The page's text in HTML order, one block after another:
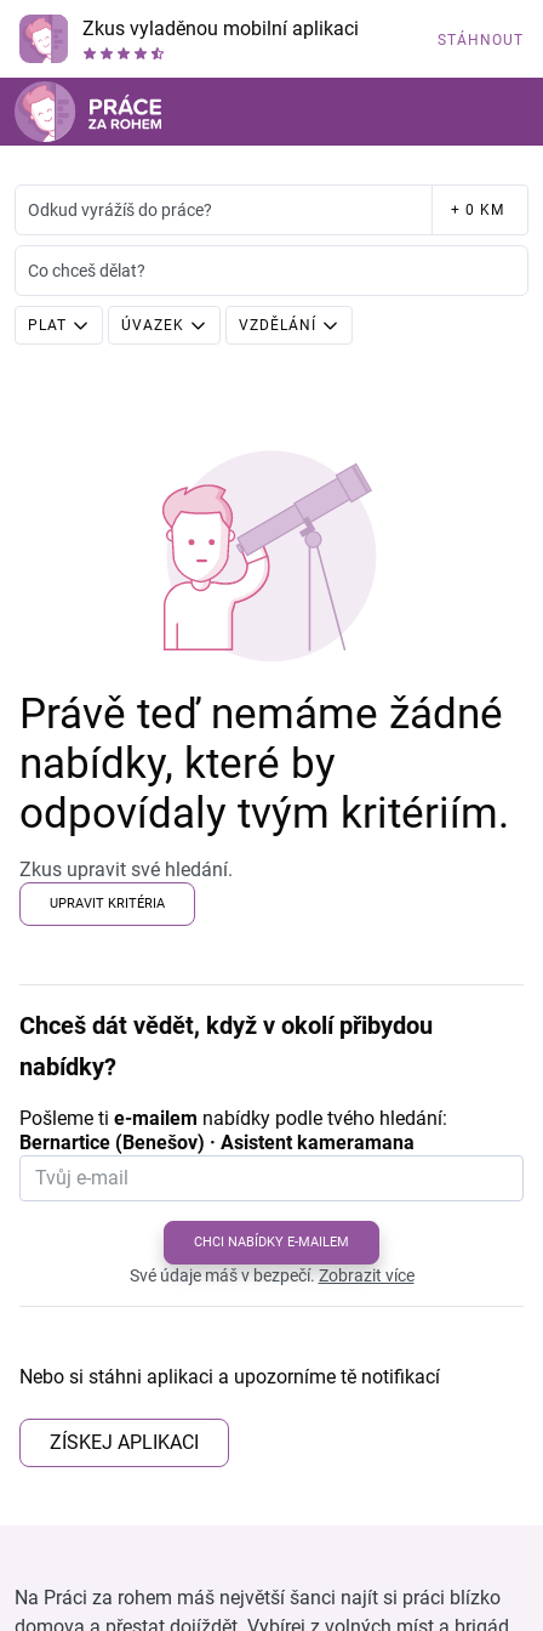
Zkus vyladěnou mobilní aplikaci STÁHNOUT
Odkud vyrážíš do práce? + 0 KM
Co chceš dělat?
PLAT ÚVAZEK VZDĚLÁNÍ
Právě teď nemáme žádné
nabídky, které by
odpovídaly tvým kritériím.
Zkus upravit své hledání.
UPRAVIT KRITÉRIA
Chceš dát vědět, když v okolí přibydou
nabídky?
Pošleme ti e-mailem nabídky podle tvého hledání:
Bernartice (Benešov) · Asistent kameramana
CHCI NABÍDKY E-MAILEM
Své údaje máš v bezpečí.Zobrazit více
Nebo si stáhni aplikaci a upozorníme tě notifikací
ZÍSKEJ APLIKACI
Na Práci za rohem máš největší šanci najít si práci blízko
domova a přestat dojíždět. Vybírej z volných míst a brigád